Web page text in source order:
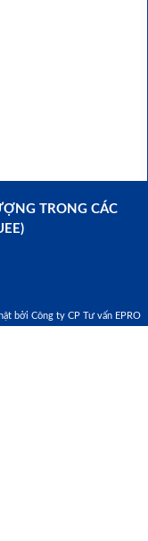
TRONG CÁC
bởi Công ty CP Tư vấn EPRO